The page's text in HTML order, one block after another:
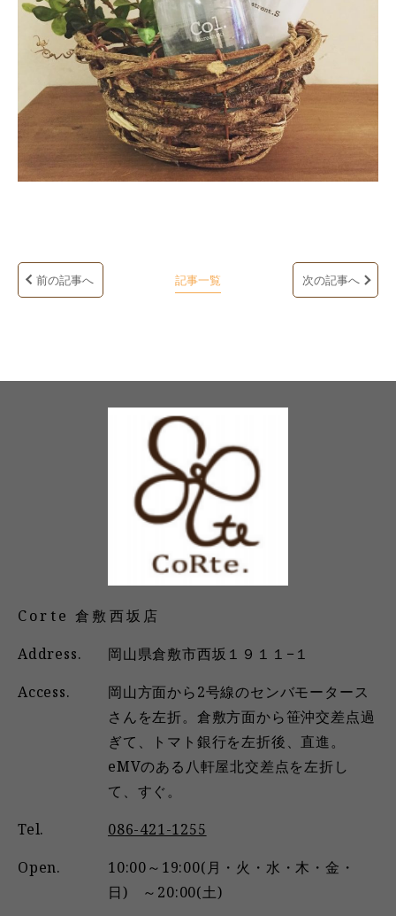
前の記事へ 記事一覧 次の記事へ
Corte 倉敷西坂店
Address.
岡山県倉敷市西坂１９１１−１
Access.
岡山方面から2号線のセンバモータース
さんを左折。倉敷方面から笹沖交差点過
ぎて、トマト銀行を左折後、直進。
eMVのある八軒屋北交差点を左折し
て、すぐ。
Tel.
086-421-1255
Open.
10:00～19:00(月・火・水・木・金・
日) ～20:00(土)